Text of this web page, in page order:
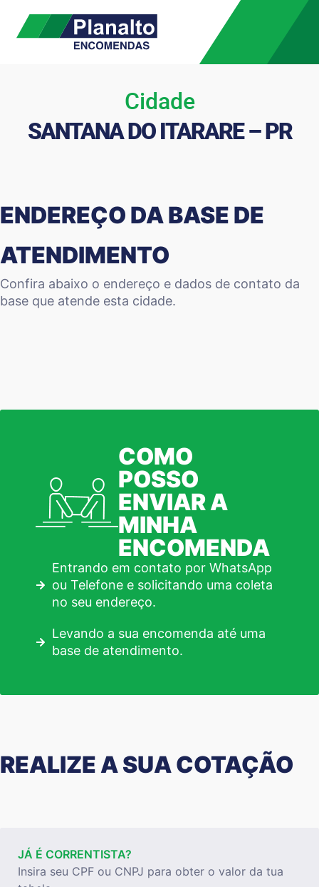
Cidade
SANTANA DO ITARARE – PR
ENDEREÇO DA BASE DE
ATENDIMENTO
Confira abaixo o endereço e dados de contato da
base que atende esta cidade.
COMO
POSSO
ENVIAR A
MINHA
ENCOMENDA
Entrando em contato por WhatsApp
ou Telefone e solicitando uma coleta
no seu endereço.
Levando a sua encomenda até uma
base de atendimento.
REALIZE A SUA COTAÇÃO
JÁ É CORRENTISTA?
Insira seu CPF ou CNPJ para obter o valor da tua